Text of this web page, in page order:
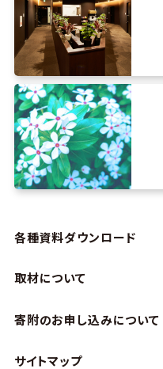
各種資料ダウンロード
取材について
寄附のお申し込みについて
サイトマップ